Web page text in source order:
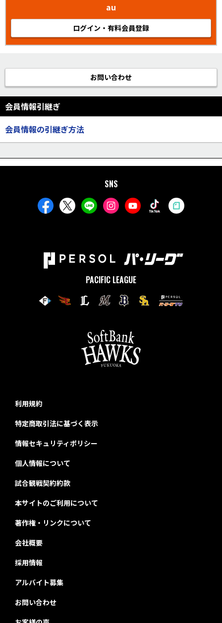
au
ログイン・有料会員登録
お問い合わせ
会員情報引継ぎ
会員情報の引継ぎ方法
SNS
PACIFIC LEAGUE
利用規約
特定商取引法に基づく表示
情報セキュリティポリシー
個人情報について
試合観戦契約約款
本サイトのご利用について
著作権・リンクについて
会社概要
採用情報
アルバイト募集
お問い合わせ